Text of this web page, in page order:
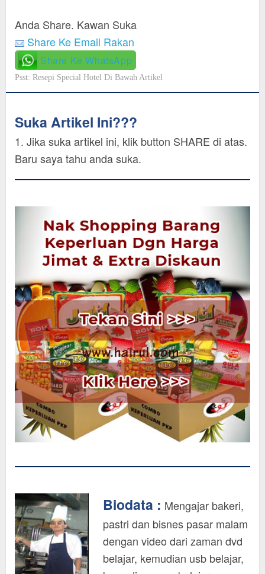
Anda Share. Kawan Suka
Share Ke Email Rakan
Share Ke WhatsApp
Psst: Resepi Special Hotel Di Bawah Artikel
Suka Artikel Ini???
1. Jika suka artikel ini, klik button SHARE di atas.
Baru saya tahu anda suka.
Biodata : Mengajar bakeri,
pastri dan bisnes pasar malam
dengan video dari zaman dvd
belajar, kemudian usb belajar,